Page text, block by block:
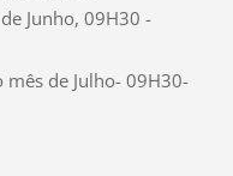
Junho, 09H30 -
mês de Julho- 09H30-